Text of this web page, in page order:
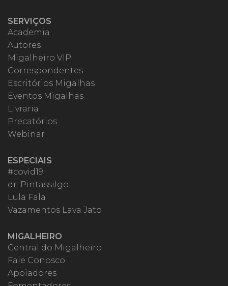
SERVIÇOS
Academia
Autores
Migalheiro VIP
Correspondentes
Escritórios Migalhas
Eventos Migalhas
Livraria
Precatórios
Webinar
ESPECIAIS
#covid19
dr. Pintassilgo
Lula Fala
Vazamentos Lava Jato
MIGALHEIRO
Central do Migalheiro
Fale Conosco
Apoiadores